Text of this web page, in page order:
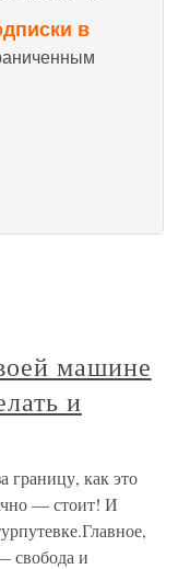
в
машине
и
границу, как это
— стоит! И
свобода и